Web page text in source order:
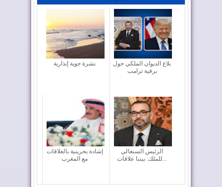
نشرة جوية إنذارية
بلاغ الديوان الملكي حول
برقية ترامب
إشادة بحرينية بالعلاقات
مع المغرب
الرئيس السنغالي
للملك: بيننا علاقات...